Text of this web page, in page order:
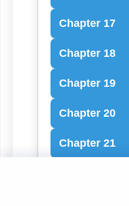
Chapter 17
Chapter 18
Chapter 19
Chapter 20
Chapter 21